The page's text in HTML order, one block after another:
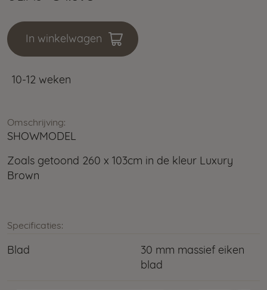
In winkelwagen
10-12 weken
Omschrijving:
SHOWMODEL
Zoals getoond 260 x 103cm in de kleur Luxury
Brown
Specificaties:
Blad
30 mm massief eiken
blad